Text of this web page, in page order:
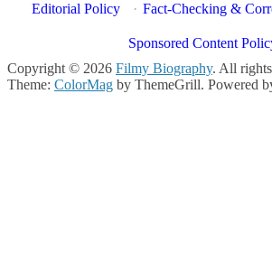
Editorial Policy · Fact-Checking &
Sponsored Content
Copyright © 2026 Filmy Biography. All
Theme: ColorMag by ThemeGrill. Powered